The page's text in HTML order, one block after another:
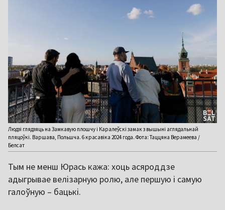
Людзі глядзяць на Замкавую плошчу і Каралеўскі замак з вышыні аглядальнай
пляцоўкі. Варшава, Польшча. 6 красавіка 2024 года. Фота: Таццяна Верамеева /
Белсат
Тым не менш Юрась кажа: хоць асяроддзе
адыгрывае велізарную ролю, але першую і самую
галоўную – бацькі.